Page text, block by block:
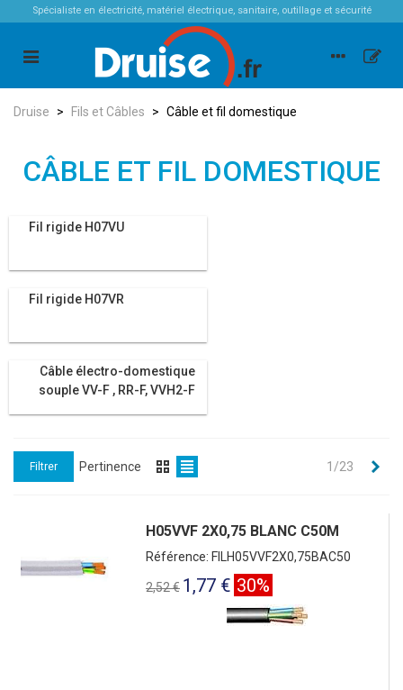
Spécialiste en électricité, matériel électrique, sanitaire, outillage et sécurité
Druise > Fils et Câbles > Câble et fil domestique
CÂBLE ET FIL DOMESTIQUE
Fil rigide H07VU
Fil rigide H07VR
Câble électro-domestique
souple VV-F , RR-F, VVH2-F
Filtrer Pertinence 1/23
H05VVF 2X0,75 BLANC C50M
Référence: FILH05VVF2X0,75BAC50
2,52 € 1,77 € 30%